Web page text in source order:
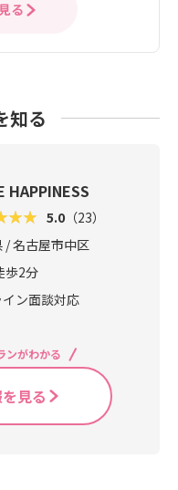
る
知る
HAPPINESS
5.0 （23）
/ 名古屋市中区
歩2分
ン面談対応
ンがわかる
見る